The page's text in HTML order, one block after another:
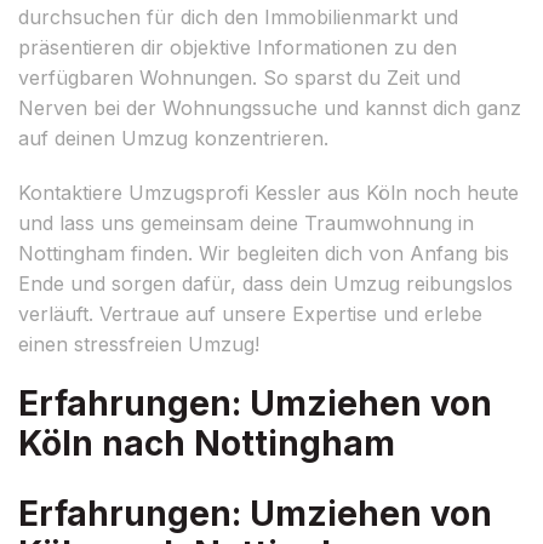
durchsuchen für dich den Immobilienmarkt und
präsentieren dir objektive Informationen zu den
verfügbaren Wohnungen. So sparst du Zeit und
Nerven bei der Wohnungssuche und kannst dich ganz
auf deinen Umzug konzentrieren.
Kontaktiere Umzugsprofi Kessler aus Köln noch heute
und lass uns gemeinsam deine Traumwohnung in
Nottingham finden. Wir begleiten dich von Anfang bis
Ende und sorgen dafür, dass dein Umzug reibungslos
verläuft. Vertraue auf unsere Expertise und erlebe
einen stressfreien Umzug!
Erfahrungen: Umziehen von
Köln nach Nottingham
Erfahrungen: Umziehen von